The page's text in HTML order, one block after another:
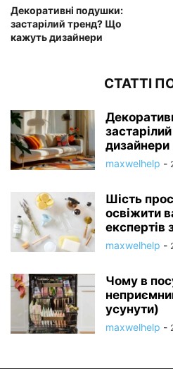
Декоративні подушки:
застарілий тренд? Що
кажуть дизайнери
СТАТТІ
дизайнери
maxwelhelp -
Шість
освіжити
експертів
maxwelhelp -
Чому в
усунути)
maxwelhelp -